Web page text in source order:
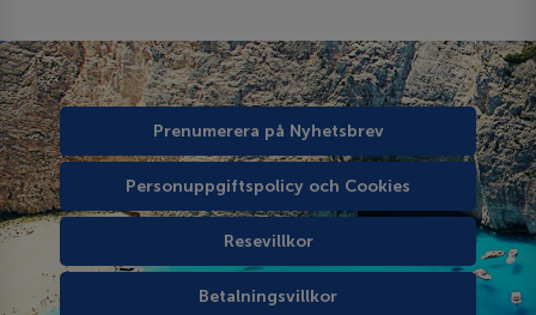
Prenumerera på Nyhetsbrev
Personuppgiftspolicy och Cookies
Resevillkor
Betalningsvillkor